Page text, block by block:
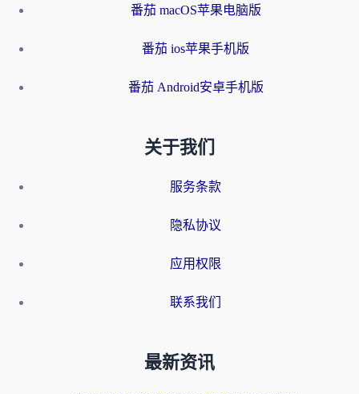
番茄 macOS苹果电脑版
番茄 ios苹果手机版
番茄 Android安卓手机版
关于我们
服务条款
隐私协议
应用权限
联系我们
最新资讯